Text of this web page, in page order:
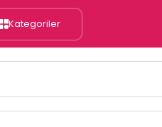
Kategoriler